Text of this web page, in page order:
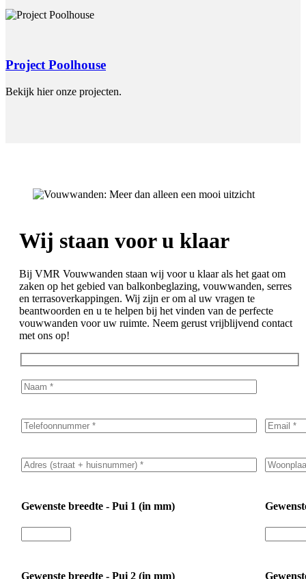
Project Poolhouse
Bekijk hier onze projecten.
Wij staan voor u klaar
Bij VMR Vouwwanden staan wij voor u klaar als het gaat om
zaken op het gebied van balkonbeglazing, vouwwanden, serres
en terrasoverkappingen. Wij zijn er om al uw vragen te
beantwoorden en u te helpen bij het vinden van de perfecte
vouwwanden voor uw ruimte. Neem gerust vrijblijvend contact
met ons op!
Gewenste breedte - Pui 1 (in mm)
Gewenste breedte - Pui 2 (in mm)